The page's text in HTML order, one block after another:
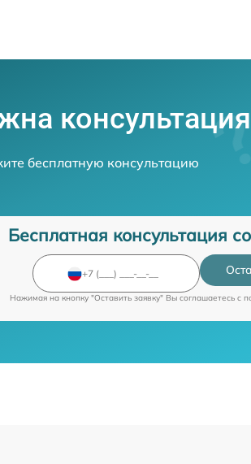
бесплатную консультацию
Бесплатная консультация
Нажимая на кнопку "Оставить заявку" Вы соглашаетесь c